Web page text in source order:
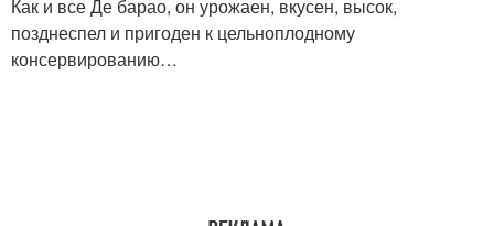
Как и все Де барао, он урожаен, вкусен, высок,
позднеспел и пригоден к цельноплодному
консервированию…